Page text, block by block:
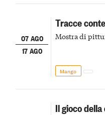
07 AGO
17 AGO
Tracce
Mostra di
Mango
Il gioco